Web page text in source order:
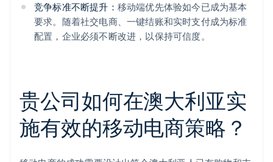
竞争标准不断提升： 移动端优先体验如今已成为基本
要求。随着社交电商、一键结账和实时支付成为标准
配置，企业必须不断改进，以保持可信度。
贵公司如何在澳大利亚实
施有效的移动电商策略？